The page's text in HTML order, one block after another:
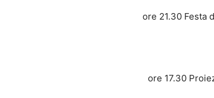
ore 21.30 Festa
ore 17.30